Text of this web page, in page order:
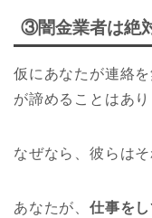
③闇金業者は絶
仮にあなたが連絡
が諦めることはあり
なぜなら、彼らは
あなたが、 仕事を